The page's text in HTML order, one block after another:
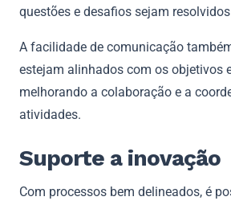
questões e desafios sejam
A facilidade de comunicação
estejam alinhados com os objetivos
melhorando a colaboração e a
atividades.
Suporte a inovação
Com processos bem delineados, é